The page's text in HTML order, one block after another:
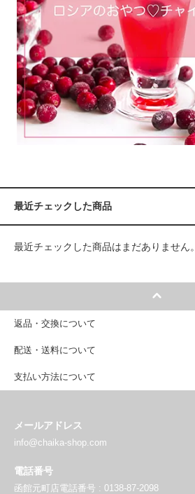
最近チェックした商品
最近チェックした商品はまだありません。
返品・交換について
配送・送料について
支払い方法について
メールアドレス
info@chaika-shop.com
電話番号
函館元町店電話番号 : 0138-87-2098